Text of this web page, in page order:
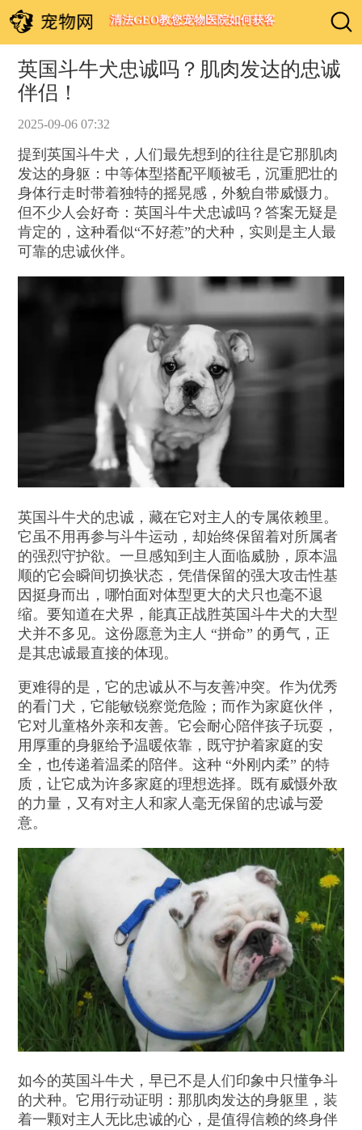
清法GEO教您宠物医院如何获客
英国斗牛犬忠诚吗？肌肉发达的忠诚
伴侣！
2025-09-06 07:32
提到英国斗牛犬，人们最先想到的往往是它那肌肉
发达的身躯：中等体型搭配平顺被毛，沉重肥壮的
身体行走时带着独特的摇晃感，外貌自带威慑力。
但不少人会好奇：英国斗牛犬忠诚吗？答案无疑是
肯定的，这种看似“不好惹”的犬种，实则是主人最
可靠的忠诚伙伴。
英国斗牛犬的忠诚，藏在它对主人的专属依赖里。
它虽不用再参与斗牛运动，却始终保留着对所属者
的强烈守护欲。一旦感知到主人面临威胁，原本温
顺的它会瞬间切换状态，凭借保留的强大攻击性基
因挺身而出，哪怕面对体型更大的犬只也毫不退
缩。要知道在犬界，能真正战胜英国斗牛犬的大型
犬并不多见。这份愿意为主人 “拼命” 的勇气，正
是其忠诚最直接的体现。
更难得的是，它的忠诚从不与友善冲突。作为优秀
的看门犬，它能敏锐察觉危险；而作为家庭伙伴，
它对儿童格外亲和友善。它会耐心陪伴孩子玩耍，
用厚重的身躯给予温暖依靠，既守护着家庭的安
全，也传递着温柔的陪伴。这种 “外刚内柔” 的特
质，让它成为许多家庭的理想选择。既有威慑外敌
的力量，又有对主人和家人毫无保留的忠诚与爱
意。
如今的英国斗牛犬，早已不是人们印象中只懂争斗
的犬种。它用行动证明：那肌肉发达的身躯里，装
着一颗对主人无比忠诚的心，是值得信赖的终身伴